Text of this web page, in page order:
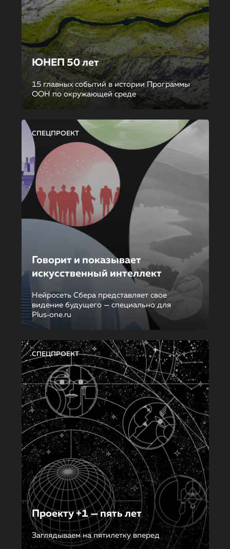
ЮНЕП 50 лет
15 главных событий в истории Программы
ООН по окружающей среде
СПЕЦПРОЕКТ
Говорит и показывает
искусственный интеллект
Нейросеть Сбера представляет свое
видение будущего — специально для
Plus‑one.ru
СПЕЦПРОЕКТ
Проекту +1 — пять лет
Заглядываем на пятилетку вперед